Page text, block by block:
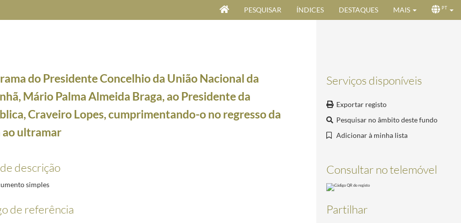
PESQUISAR ÍNDICES DESTAQUES MAIS PT
Craveiro Lopes 1952-12-29/1958-04-18
da Câmara Municipal de Penamacor e da direção da Casa do Povo de Santa Eulália ao Presidente da República, Craveiro Lopes, desejando Feliz Ano Novo
Mário Borges, ao Presidente da República, Craveiro Lopes, cumprimentando-o no regresso da visita ao ultramar
da República, Craveiro Lopes, cumprimentando-o no regresso da visita ao ultramar
da República, Craveiro Lopes, cumprimentando-o no regresso da visita ao ultramar
ao Presidente da República, Craveiro Lopes, cumprimentando-o no regresso da visita ao ultramar
ao Presidente da República, Craveiro Lopes, cumprimentando-o no regresso da visita ao ultramar
Serviços disponíveis
Exportar registo
Pesquisar no âmbito deste fundo
Adicionar à minha lista
Consultar no telemóvel
Partilhar
do Presidente Concelhio da União Nacional da
Mário Palma Almeida Braga, ao Presidente da
Craveiro Lopes, cumprimentando-o no regresso da
ultramar
descrição
simples
de referência